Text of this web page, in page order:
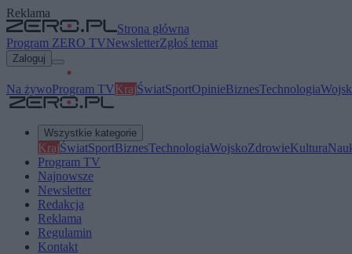
Reklama
Strona główna
Program ZERO TVNewsletterZgłoś temat
Zaloguj
Na żywoProgram TVKrajŚwiatSportOpinieBiznesTechnologia
Wszystkie kategorie
KrajŚwiatSportBiznesTechnologiaWojskoZdrowieKultura
Program TV
Najnowsze
Newsletter
Redakcja
Reklama
Regulamin
Kontakt